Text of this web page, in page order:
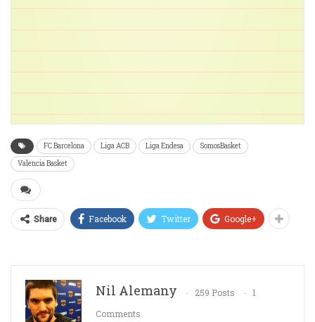
FC Barcelona Liga ACB Liga Endesa
SomosBasket
Valencia Basket
Share Facebook Twitter Google+
Nil Alemany 259 Posts
1
Comments